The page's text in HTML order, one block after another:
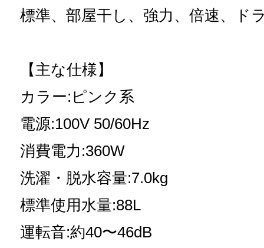
標準、部屋干し、強力、倍速、ド
【主な仕様】
カラー:ピンク系
電源:100V 50/60Hz
消費電力:360W
洗濯・脱水容量:7.0kg
標準使用水量:88L
運転音:約40〜46dB